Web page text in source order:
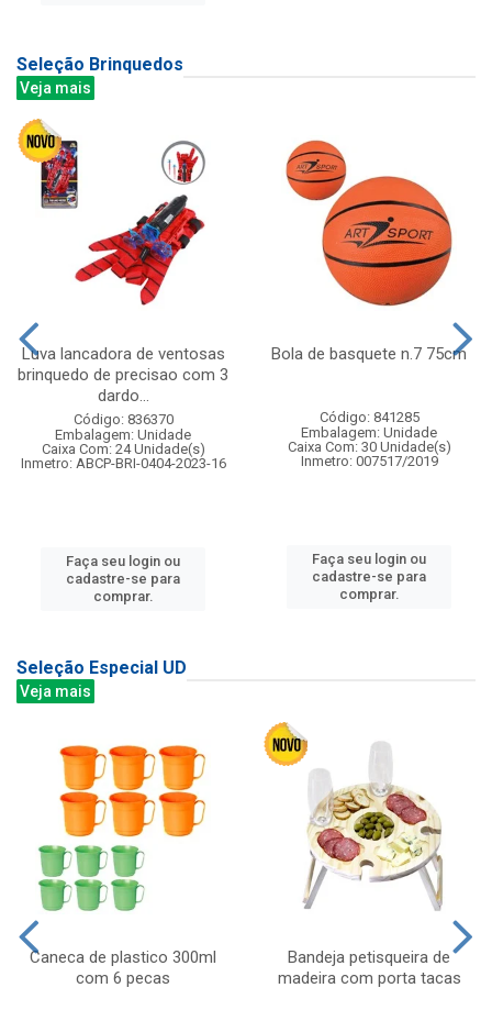
Seleção Brinquedos
Veja mais
Luva lancadora de ventosas
brinquedo de precisao com 3
dardo...
Código: 836370
Embalagem: Unidade
Caixa Com: 24 Unidade(s)
Inmetro: ABCP-BRI-0404-2023-16
Faça seu login ou
cadastre-se para
comprar.
Bola de basquete n.7 75cm
Código: 841285
Embalagem: Unidade
Caixa Com: 30 Unidade(s)
Inmetro: 007517/2019
Faça seu login ou
cadastre-se para
comprar.
Seleção Especial UD
Veja mais
Caneca de plastico 300ml
com 6 pecas
Bandeja petisqueira de
madeira com porta tacas